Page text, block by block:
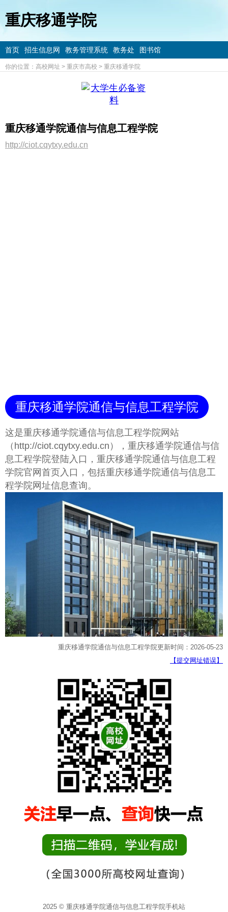
重庆移通学院
首页 招生信息网 教务管理系统 教务处 图书馆
你的位置： 高校网址 > 重庆市高校 > 重庆移通学院
重庆移通学院通信与信息工程学院
http://ciot.cqytxy.edu.cn
重庆移通学院通信与信息工程学院
这是重庆移通学院通信与信息工程学院网站
（http://ciot.cqytxy.edu.cn），重庆移通学院通信与信
息工程学院登陆入口，重庆移通学院通信与信息工程
学院官网首页入口，包括重庆移通学院通信与信息工
程学院网址信息查询。
重庆移通学院通信与信息工程学院更新时间：2026-05-23
【提交网址错误】
2025 © 重庆移通学院通信与信息工程学院手机站